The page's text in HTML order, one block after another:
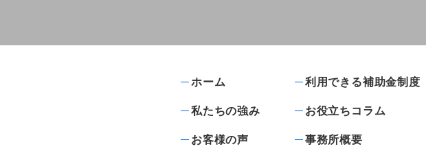
ホーム
私たちの強み
お客様の声
利用できる補助金制度
お役立ちコラム
事務所概要